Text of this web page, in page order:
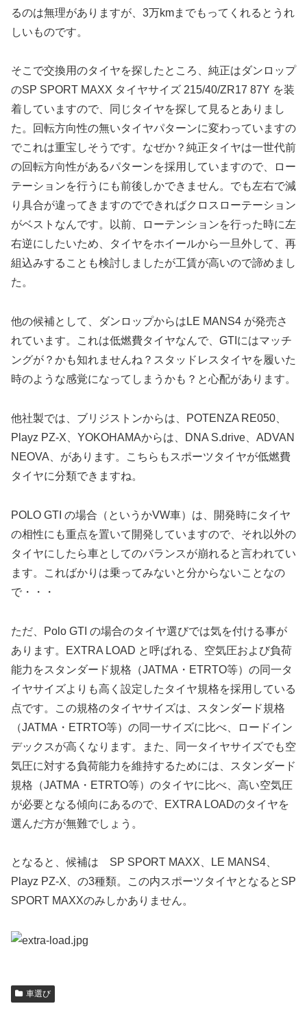
るのは無理がありますが、3万kmまでもってくれるとうれ
しいものです。
そこで交換用のタイヤを探したところ、純正はダンロップ
のSP SPORT MAXX タイヤサイズ 215/40/ZR17 87Y を装
着していますので、同じタイヤを探して見るとありまし
た。回転方向性の無いタイヤパターンに変わっていますの
でこれは重宝しそうです。なぜか？純正タイヤは一世代前
の回転方向性があるパターンを採用していますので、ロー
テーションを行うにも前後しかできません。でも左右で減
り具合が違ってきますのでできればクロスローテーション
がベストなんです。以前、ローテンションを行った時に左
右逆にしたいため、タイヤをホイールから一旦外して、再
組込みすることも検討しましたが工賃が高いので諦めまし
た。
他の候補として、ダンロップからはLE MANS4 が発売さ
れています。これは低燃費タイヤなんで、GTIにはマッチ
ングが？かも知れませんね？スタッドレスタイヤを履いた
時のような感覚になってしまうかも？と心配があります。
他社製では、ブリジストンからは、POTENZA RE050、
Playz PZ-X、YOKOHAMAからは、DNA S.drive、ADVAN
NEOVA、があります。こちらもスポーツタイヤが低燃費
タイヤに分類できますね。
POLO GTI の場合（というかVW車）は、開発時にタイヤ
の相性にも重点を置いて開発していますので、それ以外の
タイヤにしたら車としてのバランスが崩れると言われてい
ます。こればかりは乗ってみないと分からないことなの
で・・・
ただ、Polo GTI の場合のタイヤ選びでは気を付ける事が
あります。EXTRA LOAD と呼ばれる、空気圧および負荷
能力をスタンダード規格（JATMA・ETRTO等）の同一タ
イヤサイズよりも高く設定したタイヤ規格を採用している
点です。この規格のタイヤサイズは、スタンダード規格
（JATMA・ETRTO等）の同一サイズに比べ、ロードイン
デックスが高くなります。また、同一タイヤサイズでも空
気圧に対する負荷能力を維持するためには、スタンダード
規格（JATMA・ETRTO等）のタイヤに比べ、高い空気圧
が必要となる傾向にあるので、EXTRA LOADのタイヤを
選んだ方が無難でしょう。
となると、候補は SP SPORT MAXX、LE MANS4、
Playz PZ-X、の3種類。この内スポーツタイヤとなるとSP
SPORT MAXXのみしかありません。
車選び